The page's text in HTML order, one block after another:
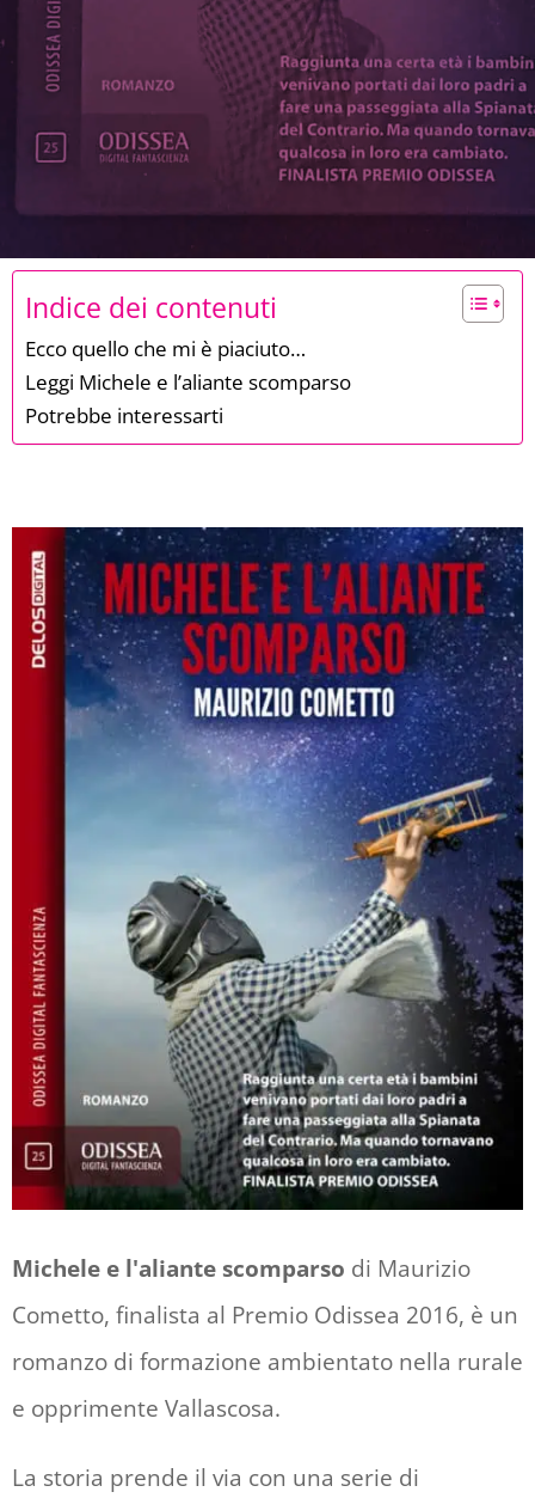
Indice dei contenuti
Ecco quello che mi è piaciuto…
Leggi Michele e l’aliante scomparso
Potrebbe interessarti
Michele e l'aliante scomparso di Maurizio
Cometto, finalista al Premio Odissea 2016, è un
romanzo di formazione ambientato nella rurale
e opprimente Vallascosa.
La storia prende il via con una serie di